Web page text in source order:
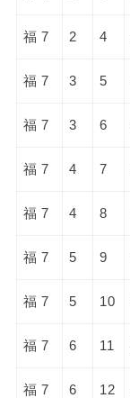
福 7 2 4
福 7 3 5
福 7 3 6
福 7 4 7
福 7 4 8
福 7 5 9
福 7 5 10
福 7 6 11
福 7 6 12